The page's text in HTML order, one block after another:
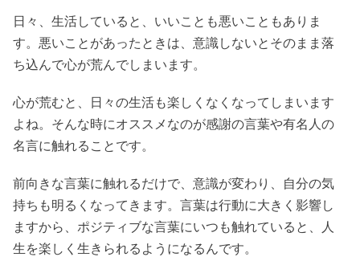
日々、生活していると、いいことも悪いこともありま
す。悪いことがあったときは、意識しないとそのまま落
ち込んで心が荒んでしまいます。
心が荒むと、日々の生活も楽しくなくなってしまいます
よね。そんな時にオススメなのが感謝の言葉や有名人の
名言に触れることです。
前向きな言葉に触れるだけで、意識が変わり、自分の気
持ちも明るくなってきます。言葉は行動に大きく影響し
ますから、ポジティブな言葉にいつも触れていると、人
生を楽しく生きられるようになるんです。